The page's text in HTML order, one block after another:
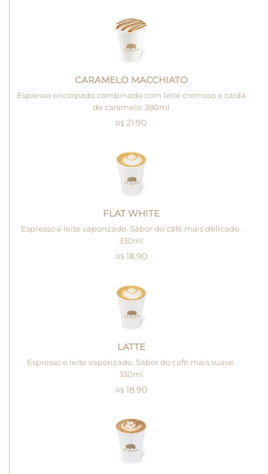
CARAMELO MACCHIATO
Espresso encorpado combinado com leite cremoso e calda
de caramelo. 380ml
R$ 21.90
FLAT WHITE
Espresso e leite vaporizado. Sabor do café mais delicado.
330ml
R$ 18.90
LATTE
Espresso e leite vaporizado. Sabor do café mais suave.
330ml
R$ 18.90